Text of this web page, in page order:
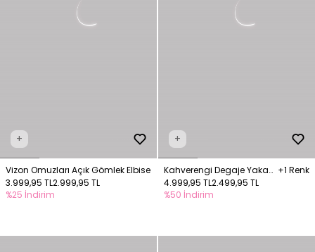
+
Vizon Omuzları Açık Gömlek Elbise
3.999,95 TL2.999,95 TL
%25 İndirim
+
Kahverengi Degaje Yaka
Kolsuz Jakarlı Elbise
+1 Renk
4.999,95 TL2.499,95 TL
%50 İndirim